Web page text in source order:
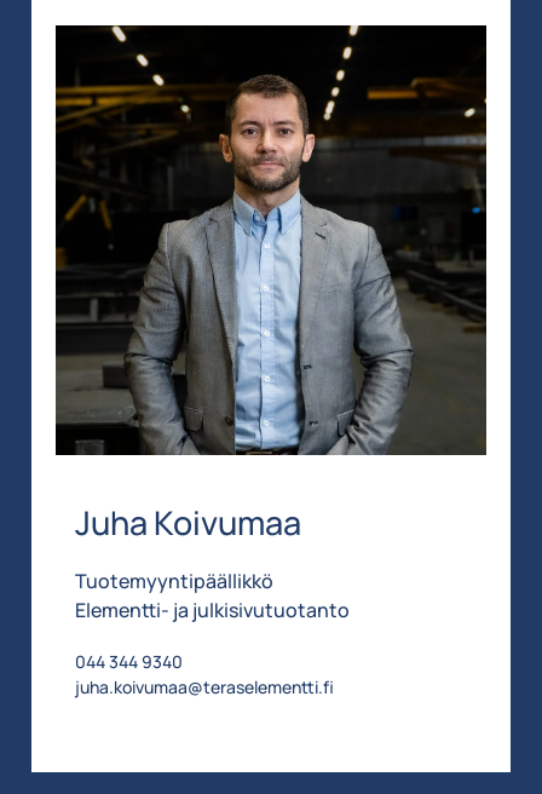
Juha Koivumaa
Tuotemyyntipäällikkö
Elementti- ja julkisivutuotanto
044 344 9340
juha.koivumaa@teraselementti.fi